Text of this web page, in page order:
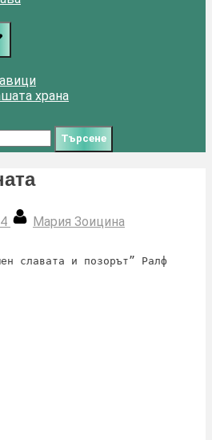
храна
By
Мария Зоицина
славата и позорът” Ралф